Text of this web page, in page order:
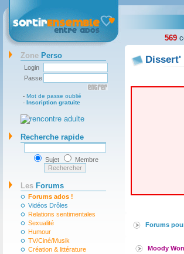
569
Zone Perso
Login
Passe
- Mot de passe oublié
- Inscription gratuite
Recherche rapide
Sujet Membre
Les Forums
Forums ados !
Vidéos Drôles
Relations sentimentales
Sexualité
Humour
TV/Ciné/Musik
Création & littérature
Dissert'
Forums
Moody